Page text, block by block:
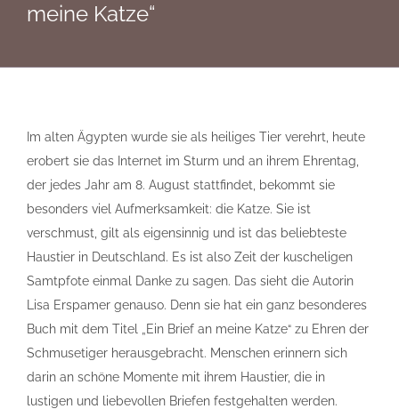
meine Katze“
Im alten Ägypten wurde sie als heiliges Tier verehrt, heute
erobert sie das Internet im Sturm und an ihrem Ehrentag,
der jedes Jahr am 8. August stattfindet, bekommt sie
besonders viel Aufmerksamkeit: die Katze. Sie ist
verschmust, gilt als eigensinnig und ist das beliebteste
Haustier in Deutschland. Es ist also Zeit der kuscheligen
Samtpfote einmal Danke zu sagen. Das sieht die Autorin
Lisa Erspamer genauso. Denn sie hat ein ganz besonderes
Buch mit dem Titel „Ein Brief an meine Katze“ zu Ehren der
Schmusetiger herausgebracht. Menschen erinnern sich
darin an schöne Momente mit ihrem Haustier, die in
lustigen und liebevollen Briefen festgehalten werden.